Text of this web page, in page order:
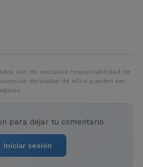
son de exclusiva responsabilidad de
derivadas de ellos pueden ser
para dejar tu comentario
Iniciar sesión